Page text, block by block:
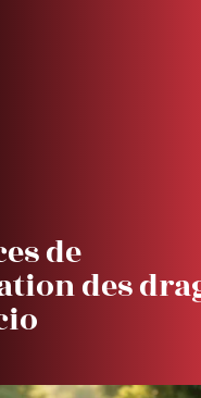
de
des